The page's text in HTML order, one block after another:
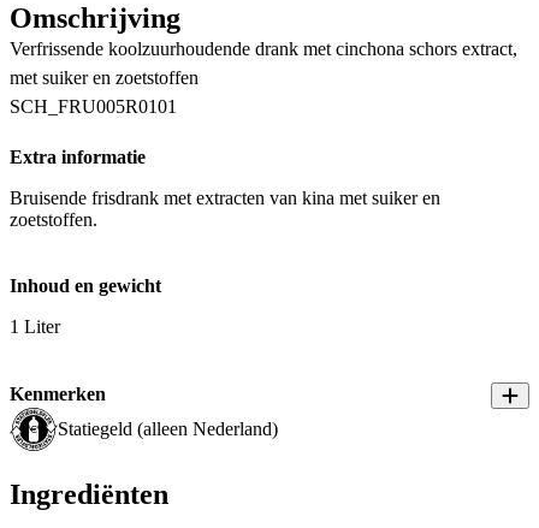
Omschrijving
Verfrissende koolzuurhoudende drank met cinchona schors extract,
met suiker en zoetstoffen
SCH_FRU005R0101
Extra informatie
Bruisende frisdrank met extracten van kina met suiker en
zoetstoffen.
Inhoud en gewicht
1 Liter
Kenmerken
Statiegeld (alleen Nederland)
Ingrediënten